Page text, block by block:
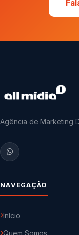
Agência de Marketing
NAVEGAÇÃO
Início